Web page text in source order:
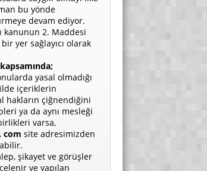
bu yönde
devam ediyor.
kanunun 2. Maddesi
yer sağlayıcı olarak
yasal olmadığı
içeriklerin
hakların çiğnendiğini
ya da aynı mesleği
varsa,
com site adresimizden
şikayet ve görüşler
ve yapılan